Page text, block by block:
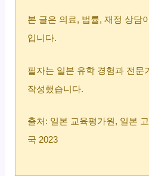
본 글은 의료, 법률, 재정 상담
입니다.
필자는 일본 유학 경험과 전문
작성했습니다.
출처: 일본 교육평가원, 일본
국 2023